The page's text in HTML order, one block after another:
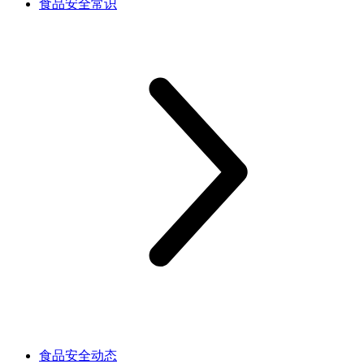
食品安全常识
食品安全动态